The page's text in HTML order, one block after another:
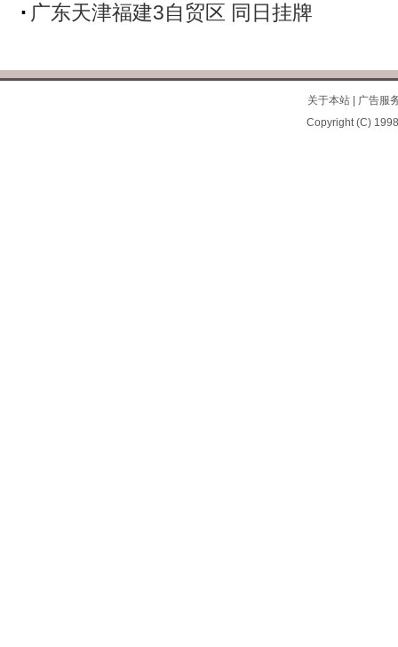
广东天津福建3自贸区 同日挂牌
关于本站|
广告服
Copyright (C)